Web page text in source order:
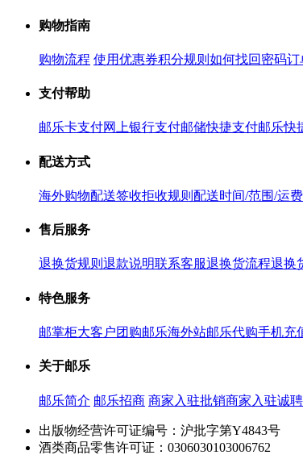
购物指南
购物流程 使用优惠券积分规则 如何找回密码订
支付帮助
邮乐卡支付网上银行支付邮储快捷支付邮乐快
配送方式
海外购物配送签收拒收规则 配送时间/范围/运费
售后服务
退换货规则 退款说明联系客服退换货流程退换
特色服务
邮掌柜大客户团购邮乐海外站邮乐代购手机充
关于邮乐
邮乐简介 邮乐招商 商家入驻批销商家入驻诚
出版物经营许可证编号：沪批字第Y4843号
酒类商品零售许可证：0306030103006762